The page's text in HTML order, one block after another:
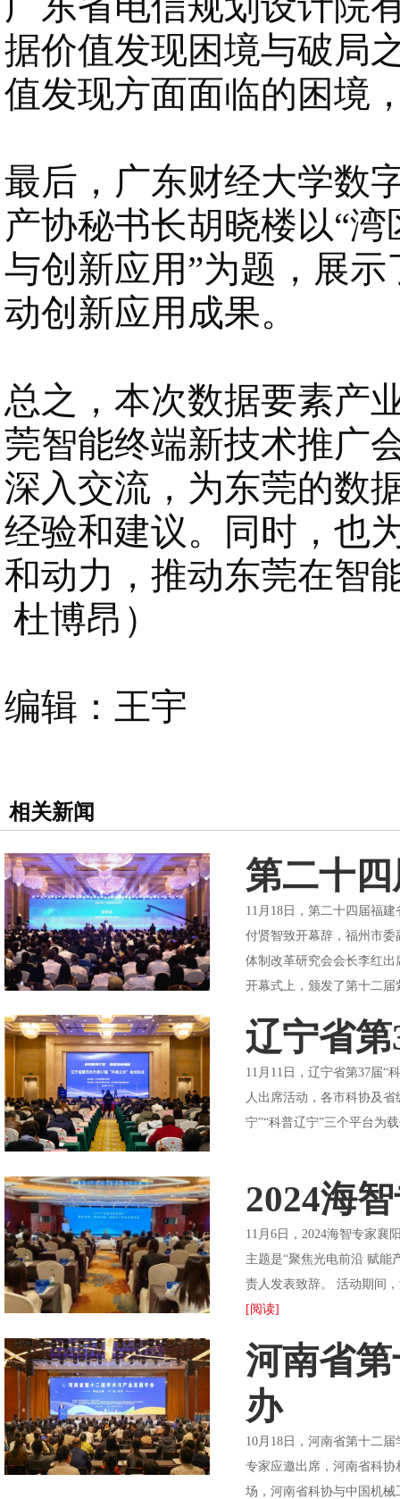
据价值发现困境与破局
值发现方面面临的困境
最后，广东财经大学数
产协秘书长胡晓楼以“
与创新应用”为题，展
动创新应用成果。
总之，本次数据要素产
莞智能终端新技术推广
深入交流，为东莞的数
经验和建议。同时，也
和动力，推动东莞在智
杜博昂）
编辑：王宇
相关新闻
第二十
11月18日，第二十四届福
付贤智致开幕辞，福州市
体制改革研究会会长李红
开幕式上，颁发了第十二
辽宁省
11月11日，辽宁省第37届“
人出席活动，各市科协及
宁”“科普辽宁”三个平台为
2024海
11月6日，2024海智专家襄
主题是“聚焦光电前沿 赋能
责人发表致辞。 活动期间
[阅读]
河南省
办
10月18日，河南省第十二
专家应邀出席，河南省科
场，河南省科协与中国机